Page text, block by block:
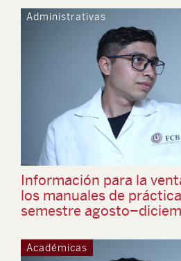
Administrativas
Información para la
los manuales de
semestre
Académicas